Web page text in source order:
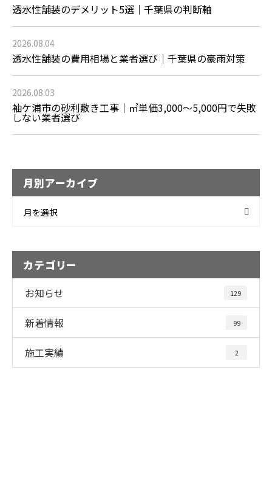
透水性舗装のデメリット5選｜千葉県の判断軸
2026.08.04
透水性舗装の費用相場と業者選び｜千葉県の豪雨対策
2026.08.03
袖ケ浦市の砂利敷き工事｜㎡単価3,000〜5,000円で失敗
しない業者選び
月別アーカイブ
月を選択
カテゴリー
お知らせ 129
新着情報 99
施工実績 2